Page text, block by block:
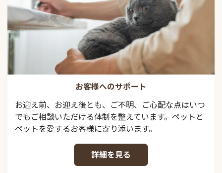
お客様へのサポート
お迎え前、お迎え後とも、ご不明、ご心配な点はいつ
でもご相談いただける体制を整えています。ペットと
ペットを愛するお客様に寄り添います。
詳細を見る